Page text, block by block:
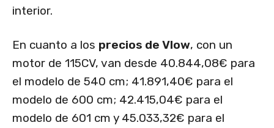
interior.
En cuanto a los precios de Vlow, con un
motor de 115CV, van desde 40.844,08€ para
el modelo de 540 cm; 41.891,40€ para el
modelo de 600 cm; 42.415,04€ para el
modelo de 601 cm y 45.033,32€ para el